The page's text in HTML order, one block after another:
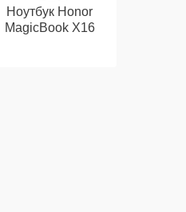
Ноутбук Honor
MagicBook X16